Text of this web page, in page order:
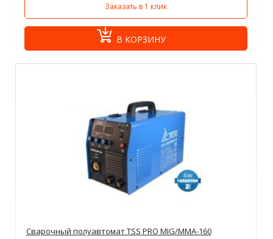
Заказать в 1 клик
В КОРЗИНУ
Сварочный полуавтомат TSS PRO MIG/MMA-160